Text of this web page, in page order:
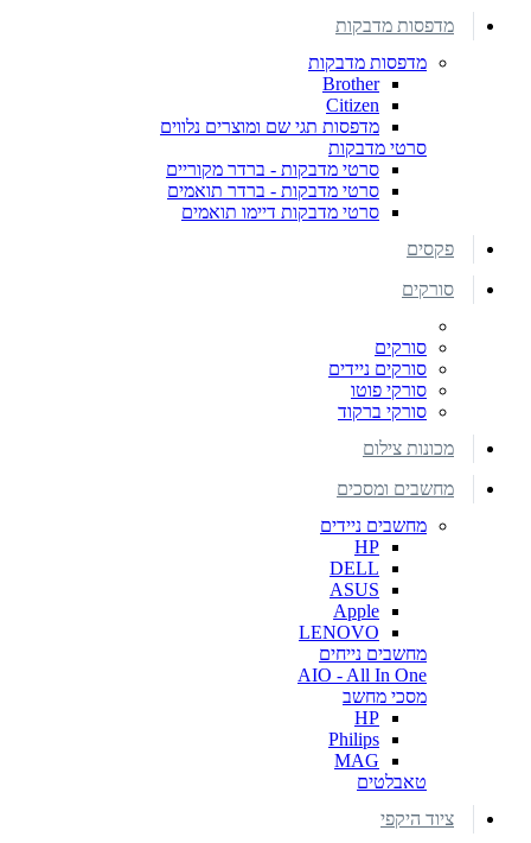
מדפסות מדבקות
מדפסות מדבקות
Brother
Citizen
מדפסות תגי שם ומוצרים נלווים
סרטי מדבקות
סרטי מדבקות - ברדר מקוריים
סרטי מדבקות - ברדר תואמים
סרטי מדבקות דיימו תואמים
פקסים
סורקים
סורקים
סורקים ניידים
סורקי פוטו
סורקי ברקוד
מכונות צילום
מחשבים ומסכים
מחשבים ניידים
HP
DELL
ASUS
Apple
LENOVO
מחשבים נייחים
AIO - All In One
מסכי מחשב
HP
Philips
MAG
טאבלטים
ציוד היקפי